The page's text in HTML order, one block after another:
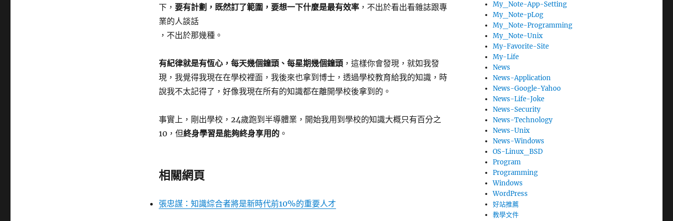
下， 要有計劃，既然訂了範圍，要想一下什麼是最有效率，不出於看出看雜誌跟專
業的人談話
，不出於那幾種。
有紀律就是有恆心，每天幾個鐘頭、每星期幾個鐘頭，這樣你會發現，就如我發
現，我覺得我現在在學校裡面，我後來也拿到博士，透過學校教育給我的知識，時
說我不太記得了，好像我現在所有的知識都在離開學校後拿到的。
事實上，剛出學校，24歲跑到半導體業，開始我用到學校的知識大概只有百分之
10，但終身學習是能夠終身享用的。
相關網頁
張忠謀：知識綜合者將是新時代前10%的重要人才
My_Note-App-Setting
My_Note-pLog
My_Note-Programming
My_Note-Unix
My-Favorite-Site
My-Life
News
News-Application
News-Google-Yahoo
News-Life-Joke
News-Security
News-Technology
News-Unix
News-Windows
OS-Linux_BSD
Program
Programming
Windows
WordPress
好站推薦
教學文件